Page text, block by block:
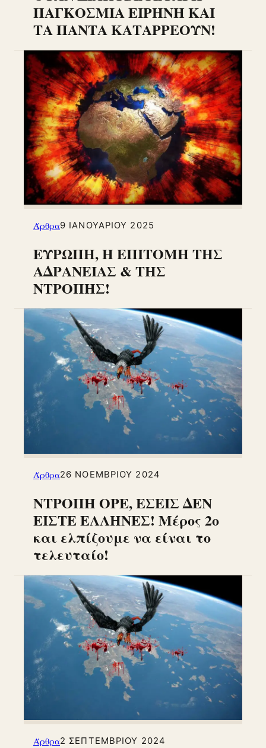
ΠΑΓΚΟΣΜΙΑ ΕΙΡΗΝΗ ΚΑΙ
ΤΑ ΠΑΝΤΑ ΚΑΤΑΡΡΕΟΥΝ!
Άρθρα9 ΙΑΝΟΥΑΡΊΟΥ 2025
ΕΥΡΩΠΗ, Η ΕΠΙΤΟΜΗ ΤΗΣ
ΑΔΡΑΝΕΙΑΣ & ΤΗΣ
ΝΤΡΟΠΗΣ!
Άρθρα26 ΝΟΕΜΒΡΊΟΥ 2024
ΝΤΡΟΠΗ ΟΡΕ, ΕΣΕΙΣ ΔΕΝ
ΕΙΣΤΕ ΕΛΛΗΝΕΣ! Μέρος 2ο
και ελπίζουμε να είναι το
τελευταίο!
Άρθρα2 ΣΕΠΤΕΜΒΡΊΟΥ 2024